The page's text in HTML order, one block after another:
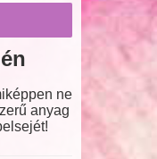
ne
anyag